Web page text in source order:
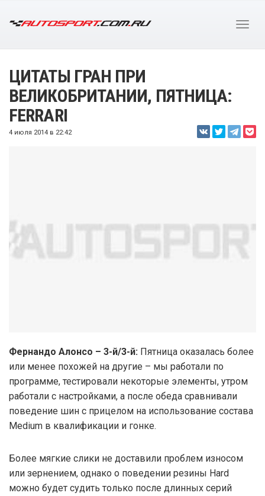
ЦИТАТЫ ГРАН ПРИ
ВЕЛИКОБРИТАНИИ, ПЯТНИЦА:
FERRARI
4 июля 2014 в 22:42
Фернандо Алонсо – 3-й/3-й: Пятница оказалась более
или менее похожей на другие – мы работали по
программе, тестировали некоторые элементы, утром
работали с настройками, а после обеда сравнивали
поведение шин с прицелом на использование состава
Medium в квалификации и гонке.
Более мягкие слики не доставили проблем износом
или зернением, однако о поведении резины Hard
можно будет судить только после длинных серий